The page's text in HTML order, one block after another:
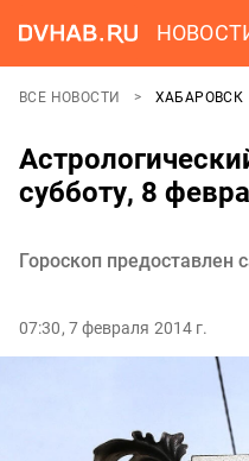
ВСЕ НОВОСТИ ХАБАРОВСК
субботу, 8
Гороскоп предоставлен
07:30, 7 февраля 2014 г.